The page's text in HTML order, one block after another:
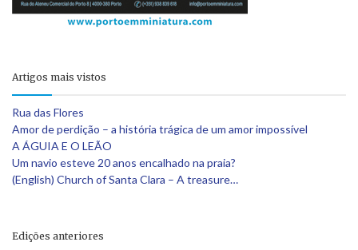
Artigos mais vistos
Rua das Flores
Amor de perdição – a história trágica de um amor impossível
A ÁGUIA E O LEÃO
Um navio esteve 20 anos encalhado na praia?
(English) Church of Santa Clara – A treasure…
Edições anteriores